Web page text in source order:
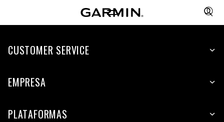
CUSTOMER SERVICE
EMPRESA
PLATAFORMAS